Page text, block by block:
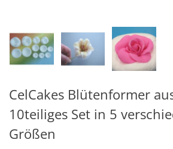
CelCakes Blütenformer
10teiliges Set in 5
Größen